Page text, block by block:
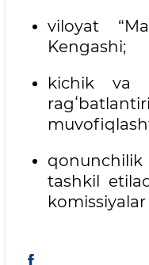
viloyat
Kengashi;
kichik va
tashkil